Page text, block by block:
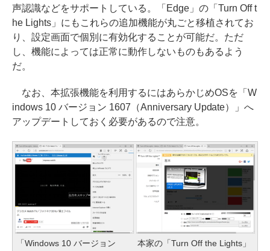
声認識などをサポートしている。「Edge」の「Turn Off t
he Lights」にもこれらの追加機能が丸ごと移植されてお
り、設定画面で個別に有効化することが可能だ。ただ
し、機能によっては正常に動作しないものもあるよう
だ。
なお、本拡張機能を利用するにはあらかじめOSを「W
indows 10 バージョン 1607（Anniversary Update）」へ
アップデートしておく必要があるので注意。
「Windows 10 バージョン
本家の「Turn Off the Lights」